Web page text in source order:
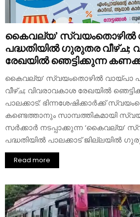
കൈവല്യ’ സ്വയംതൊഴിൽ
പദ്ധതിയിൽ ഗുരുതര വീഴ്ച;
രേഖയിൽ ഞെട്ടിക്കുന്ന
കൈവല്യ’ സ്വയംതൊഴിൽ വായ്പാ
വീഴ്ച; വിവരാവകാശ രേഖയിൽ
പാലക്കാട്: ഭിന്നശേഷിക്കാർക്ക്
കണ്ടെത്താനും സാമ്പത്തികമായി
സർക്കാർ നടപ്പാക്കുന്ന ‘കൈവല്യ’
പദ്ധതിയിൽ പാലക്കാട് ജില്ലയിൽ
Read more